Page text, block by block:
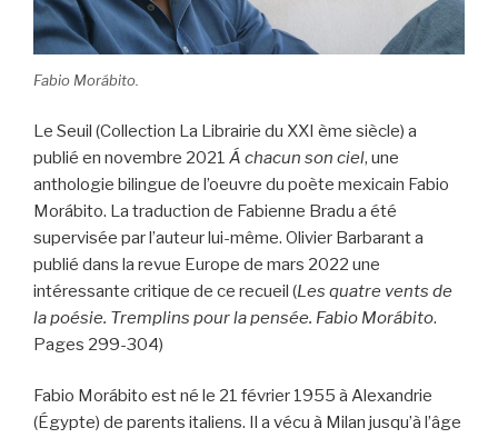
Fabio Morábito.
Le Seuil (Collection La Librairie du XXI ème siècle) a
publié en novembre 2021 Á chacun son ciel, une
anthologie bilingue de l’oeuvre du poète mexicain Fabio
Morábito. La traduction de Fabienne Bradu a été
supervisée par l’auteur lui-même. Olivier Barbarant a
publié dans la revue Europe de mars 2022 une
intéressante critique de ce recueil (Les quatre vents de
la poésie. Tremplins pour la pensée. Fabio Morábito.
Pages 299-304)
Fabio Morábito est né le 21 février 1955 à Alexandrie
(Égypte) de parents italiens. Il a vécu à Milan jusqu’à l’âge